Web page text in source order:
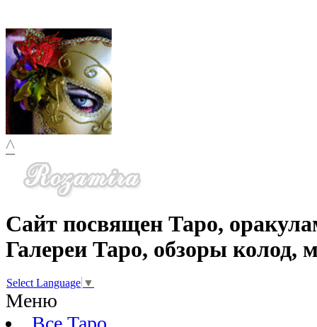
^
Сайт посвящен Таро,
Галереи Таро, обзоры колод,
Select Language ▼
Меню